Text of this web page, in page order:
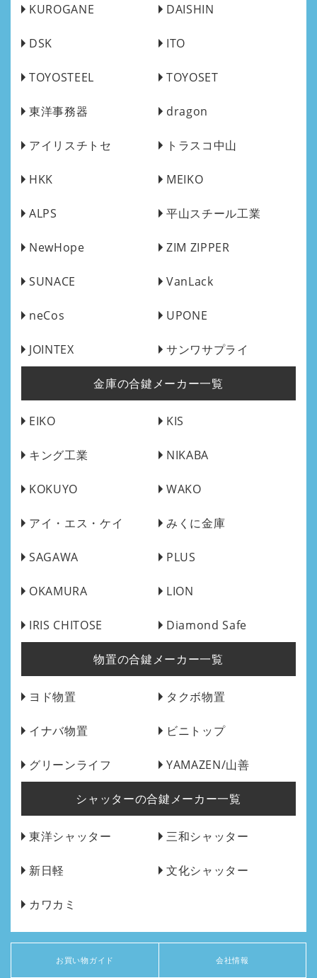
KUROGANE DAISHIN
DSK ITO
TOYOSTEEL TOYOSET
東洋事務器 dragon
アイリスチトセ トラスコ中山
HKK MEIKO
ALPS 平山スチール工業
NewHope ZIM ZIPPER
SUNACE VanLack
neCos UPONE
JOINTEX サンワサプライ
金庫の合鍵メーカー一覧
EIKO KIS
キング工業 NIKABA
KOKUYO WAKO
アイ・エス・ケイ みくに金庫
SAGAWA PLUS
OKAMURA LION
IRIS CHITOSE Diamond Safe
物置の合鍵メーカー一覧
ヨド物置 タクボ物置
イナバ物置 ビニトップ
グリーンライフ YAMAZEN/山善
シャッターの合鍵メーカー一覧
東洋シャッター 三和シャッター
新日軽 文化シャッター
カワカミ
お買い物ガイド 会社情報